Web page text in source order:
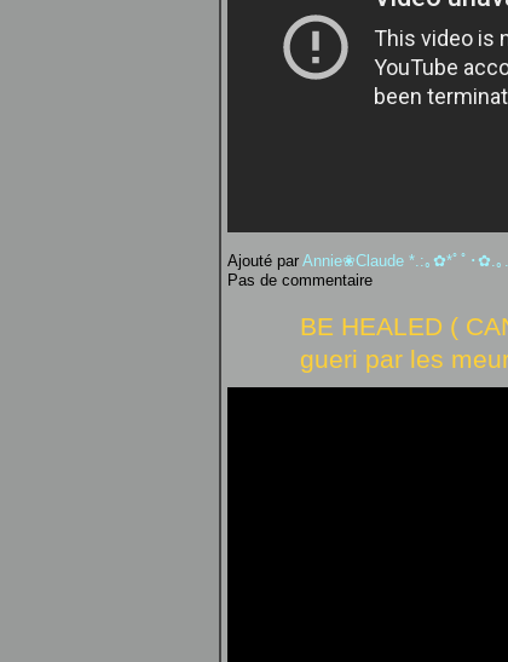
Ajouté par Annie❀Claude *.:｡✿*ﾟﾟ･✿.｡
Pas de commentaire
BE HEALED (
gueri par les